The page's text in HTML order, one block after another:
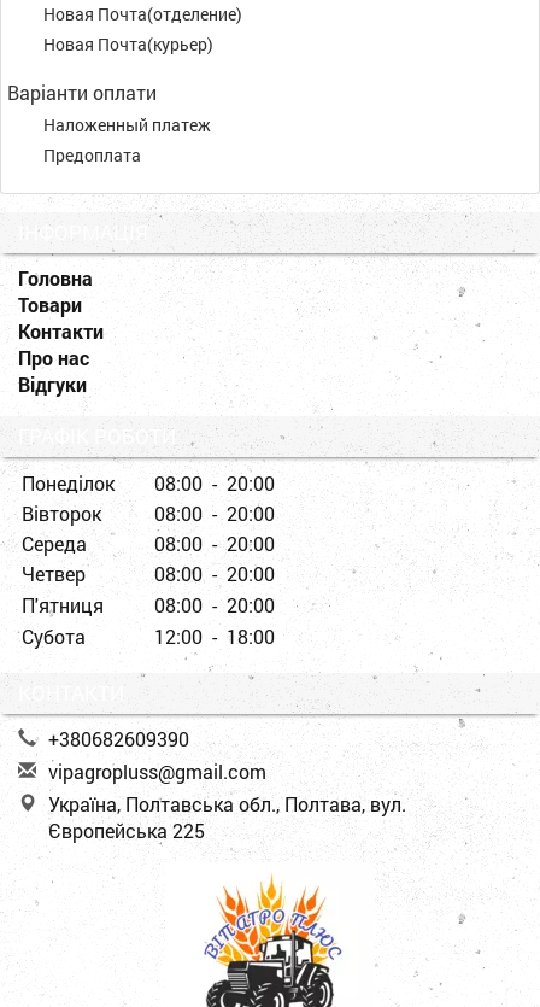
Новая Почта(отделение)
Новая Почта(курьер)
Варіанти оплати
Наложенный платеж
Предоплата
ІНФОРМАЦІЯ
Головна
Товари
Контакти
Про нас
Відгуки
ГРАФІК РОБОТИ
Понеділок
08:00 - 20:00
Вівторок
08:00 - 20:00
Середа
08:00 - 20:00
Четвер
08:00 - 20:00
П'ятниця
08:00 - 20:00
Субота
12:00 - 18:00
КОНТАКТИ
+380682609390
vipagropluss@gmail.com
Україна, Полтавська обл., Полтава, вул.
Європейська 225